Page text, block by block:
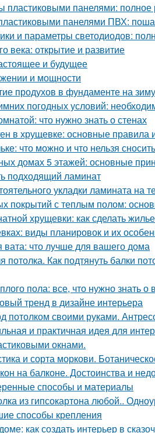
пластиковыми панелями: полное
панелями ПВХ:
и параметры светодиодов:
века: открытие и развитие
и будущее
и мощности
продухов в фундаменте на зиму
погодных условий:
что нужно знать о стенах
в хрущевке: основные правила
что можно и что нельзя сносить
домах 5 этажей: основные
подходящий ламинат
укладки ламината на
покрытий с теплым полом:
хрущевки: как сделать
виды планировок и их
вата: что лучше для вашего дома
потолка. Как подтянуть балки
пола: все, что нужно знать о
тренд в дизайне интерьера
потолком своими руками.
и практичная идея для
окнами.
и сорта моркови.
на балконе. Достоинства и
способы и материалы
из гипсокартона любой..
способы крепления
как создать интерьер в